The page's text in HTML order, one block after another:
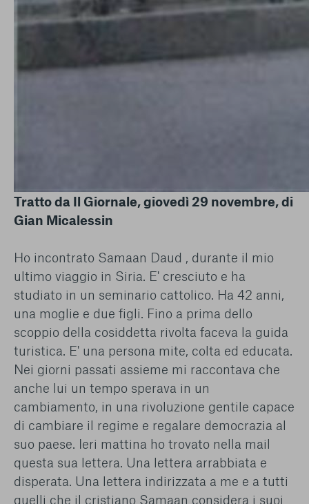
Tratto da Il Giornale, giovedì 29 novembre, di
Gian Micalessin
Ho incontrato Samaan Daud , durante il mio
ultimo viaggio in Siria. E' cresciuto e ha
studiato in un seminario cattolico. Ha 42 anni,
una moglie e due figli. Fino a prima dello
scoppio della cosiddetta rivolta faceva la guida
turistica. E' una persona mite, colta ed educata.
Nei giorni passati assieme mi raccontava che
anche lui un tempo sperava in un
cambiamento, in una rivoluzione gentile capace
di cambiare il regime e regalare democrazia al
suo paese. Ieri mattina ho trovato nella mail
questa sua lettera. Una lettera arrabbiata e
disperata. Una lettera indirizzata a me e a tutti
quelli che il cristiano Samaan considera i suoi